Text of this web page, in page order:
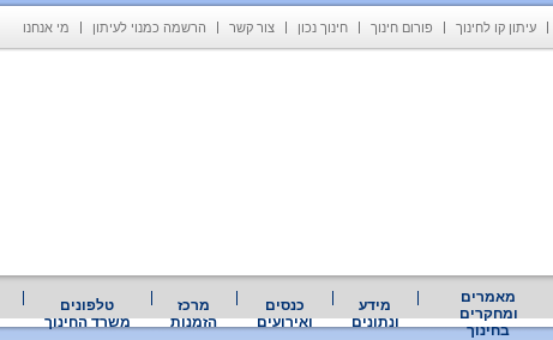
עיתון קו לחינוך פורום חינוך חינוך נכון צור קשר הרשמה כמנוי לעיתון מי אנחנו
מאמרים
ומחקרים
בחינוך
מידע
ונתונים
כנסים
ואירועים
מרכז
הזמנות
טלפונים
משרד החינוך